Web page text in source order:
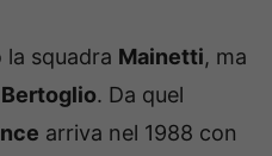
squadra Mainetti, ma
. Da quel
arriva nel 1988 con